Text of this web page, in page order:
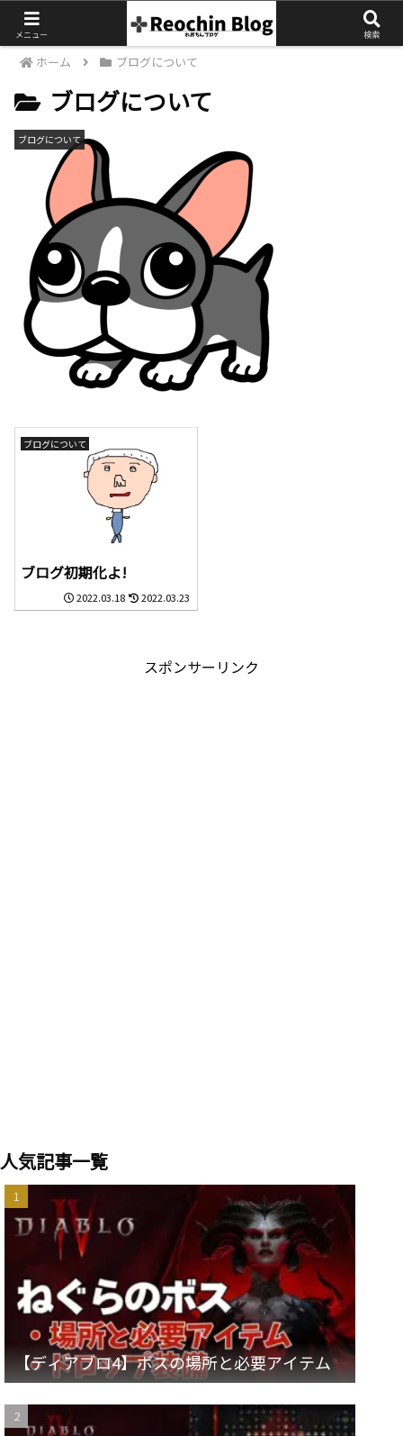
ホーム ブログについて
ブログについて
ブログについて
ブログについて
ブログ初期化よ!
2022.03.18 2022.03.23
スポンサーリンク
人気記事一覧
【ディアブロ4】ボスの場所と必要アイテム
メニュー 検索